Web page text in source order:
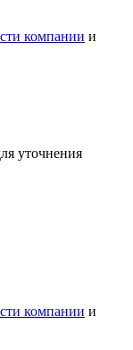
компании и
уточнения
компании и